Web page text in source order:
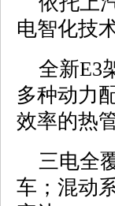
电智化技
全新E3
多种动力
效率的热
三电全
车；混动